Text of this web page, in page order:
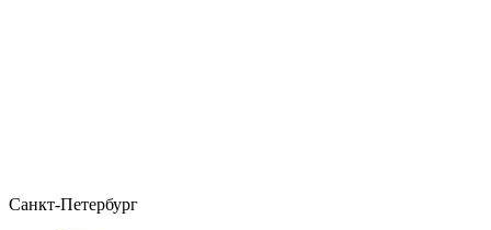
Санкт-Петербург